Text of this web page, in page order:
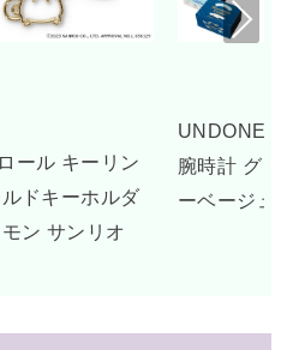
UNDONE シナモロール
腕時計 グッズ ドリーミ
ーベージュ
Nex